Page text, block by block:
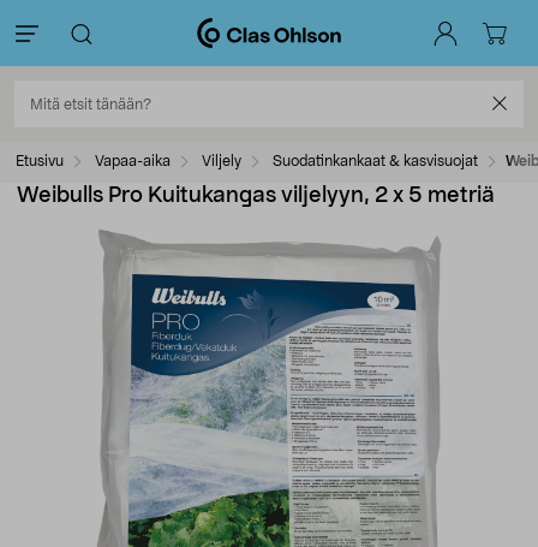
Etusivu Vapaa-aika Viljely Suodatinkankaat & kasvisuojat
Weibulls Pro Kuitukangas viljelyyn, 2 x 5 metriä